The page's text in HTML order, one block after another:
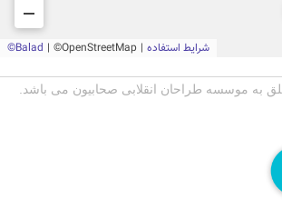
به موسسه طراحان انقلابی صحابیون می باشد.